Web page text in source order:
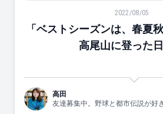
「ベストシーズンは、春夏秋
2022/08/05
「ベストシーズンは、春夏
高尾山に登った日
高田
友達募集中。野球と都市伝説が好